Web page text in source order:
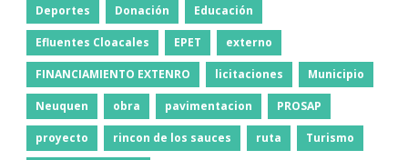
Deportes Donación Educación
Efluentes Cloacales EPET externo
FINANCIAMIENTO EXTENRO licitaciones Municipio
Neuquen obra pavimentacion PROSAP
proyecto rincon de los sauces ruta Turismo